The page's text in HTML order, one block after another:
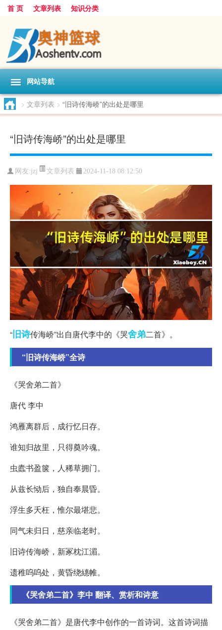
首 页 文章列表 知识分类
网站导航
> 文章列表 > “旧诗传海峤”的出处是哪里
“旧诗传海峤”的出处是哪里
网友:jzj 文章列表 2024-11-18 08:12:50
“旧诗传海峤”出自唐代李中的《哭舍弟二首》。
“旧诗传海峤”全诗
《哭舍弟二首》
唐代 李中
鸿雁离群后，成行忆日存。
谁知归故里，只得奠吟魂。
虫蠹书盈箧，人稀草拥门。
从兹长恸后，独自奉晨昏。
浮生多夭枉，惟尔最堪悲。
同气未归日，慈亲临老时。
旧诗传海峤，新冢枕江湄。
遗稚呜呜处，黄昏绕繐帷。
《哭舍弟二首》李中 翻译、赏析和诗意
《哭舍弟二首》是唐代李中创作的一首诗词。这首诗词描